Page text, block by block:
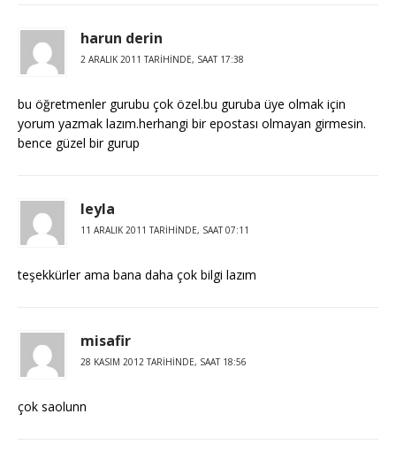
harun derin
2 ARALIK 2011 TARIHINDE, SAAT 17:38
bu öğretmenler gurubu çok özel.bu guruba üye olmak için
yorum yazmak lazım.herhangi bir epostası olmayan girmesin.
bence güzel bir gurup
leyla
11 ARALIK 2011 TARIHINDE, SAAT 07:11
teşekkürler ama bana daha çok bilgi lazım
misafir
28 KASIM 2012 TARIHINDE, SAAT 18:56
çok saolunn